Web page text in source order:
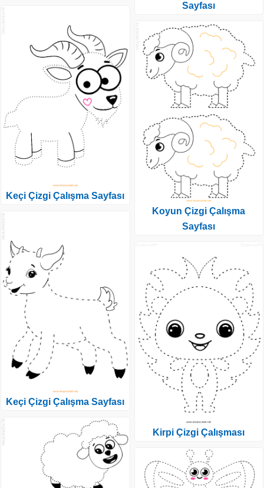
Keçi Çizgi Çalışma Sayfası
Keçi Çizgi Çalışma Sayfası
Sayfası
Koyun Çizgi Çalışma
Sayfası
Kirpi Çizgi Çalışması